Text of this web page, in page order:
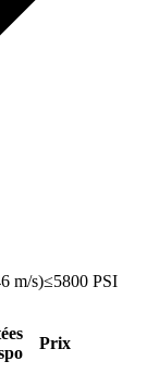
m/s)≤5800 PSI
Prix